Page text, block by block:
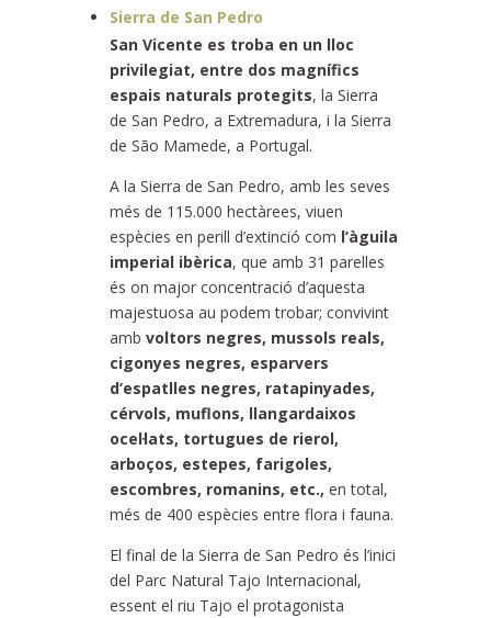
Sierra de San Pedro
San Vicente es troba en un lloc
privilegiat, entre dos magnífics
espais naturals protegits, la Sierra
de San Pedro, a Extremadura, i la Sierra
de São Mamede, a Portugal.
A la Sierra de San Pedro, amb les seves
més de 115.000 hectàrees, viuen
espècies en perill d’extinció com l’àguila
imperial ibèrica, que amb 31 parelles
és on major concentració d’aquesta
majestuosa au podem trobar; convivint
amb voltors negres, mussols reals,
cigonyes negres, esparvers
d’espatlles negres, ratapinyades,
cérvols, muflons, llangardaixos
ocel·lats, tortugues de rierol,
arboços, estepes, farigoles,
escombres, romanins, etc., en total,
més de 400 espècies entre flora i fauna.
El final de la Sierra de San Pedro és l’inici
del Parc Natural Tajo Internacional,
essent el riu Tajo el protagonista